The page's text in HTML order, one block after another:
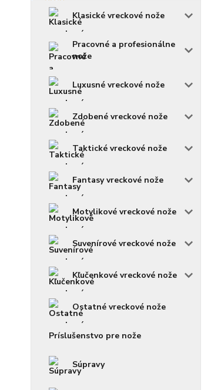
Klasické vreckové nože
Pracovné a profesionálne
nože
Luxusné vreckové nože
Zdobené vreckové nože
Taktické vreckové nože
Fantasy vreckové nože
Motylikové vreckové nože
Suvenírové vreckové nože
Kľučenkové vreckové nože
Ostatné vreckové nože
Príslušenstvo pre nože
Súpravy